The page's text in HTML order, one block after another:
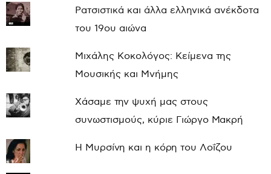
Ρατσιστικά και άλλα ελληνικά ανέκδοτα
του 19ου αιώνα
Μιχάλης Κοκολόγος: Κείμενα της
Μουσικής και Μνήμης
Χάσαμε την ψυχή μας στους
συνωστισμούς, κύριε Γιώργο Μακρή
Η Μυρσίνη και η κόρη του Λοΐζου